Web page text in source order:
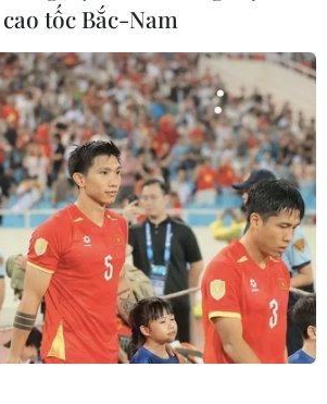
trẻ em
hưu 72 tuổi, người có sở thích khá
phim khiêu dâm trẻ em, bị phát
bay tới Thái Lan nhằm thực hiện ý
tốc Bắc-Nam